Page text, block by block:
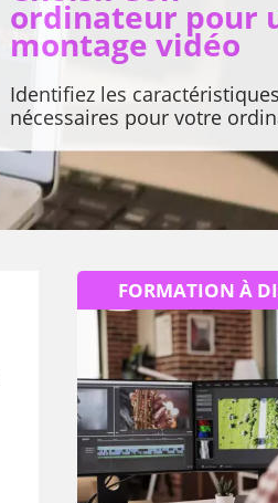
ordinateur pour
montage vidéo
Identifiez les caractéristiques
nécessaires pour votre
FORMATION À